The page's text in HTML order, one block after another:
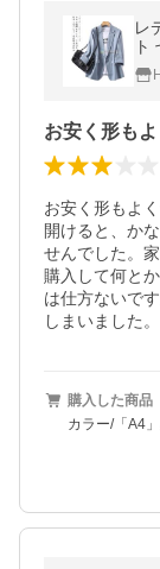
レ
ト
し
お安く形もよ
開けると、か
せんでした。
購入して何と
は仕方ないで
しまいました。
購入した商品
カラー/「A4